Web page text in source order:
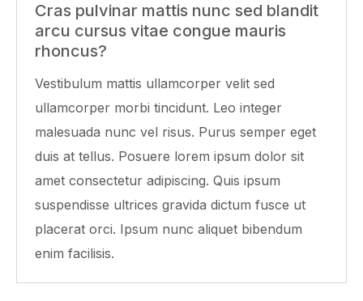
Cras pulvinar mattis nunc sed blandit
arcu cursus vitae congue mauris
rhoncus?
Vestibulum mattis ullamcorper velit sed
ullamcorper morbi tincidunt. Leo integer
malesuada nunc vel risus. Purus semper eget
duis at tellus. Posuere lorem ipsum dolor sit
amet consectetur adipiscing. Quis ipsum
suspendisse ultrices gravida dictum fusce ut
placerat orci. Ipsum nunc aliquet bibendum
enim facilisis.